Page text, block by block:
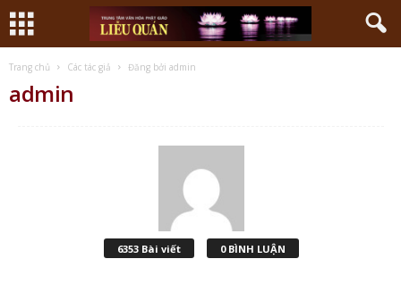
Trang chủ Các tác giả Đăng bởi admin
admin
6353 Bài viết 0 BÌNH LUẬN